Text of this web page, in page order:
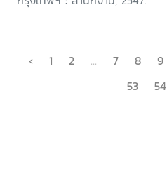
‹ 1 2 ... 7 8 9
53
54